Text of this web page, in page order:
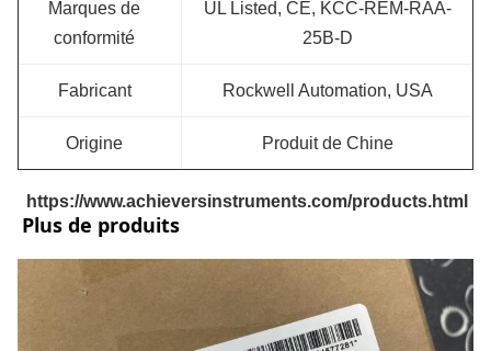
Marques de
conformité
UL Listed, CE, KCC-REM-RAA-
25B-D
Fabricant Rockwell Automation, USA
Origine Produit de Chine
https://www.achieversinstruments.com/products.html
Plus de produits